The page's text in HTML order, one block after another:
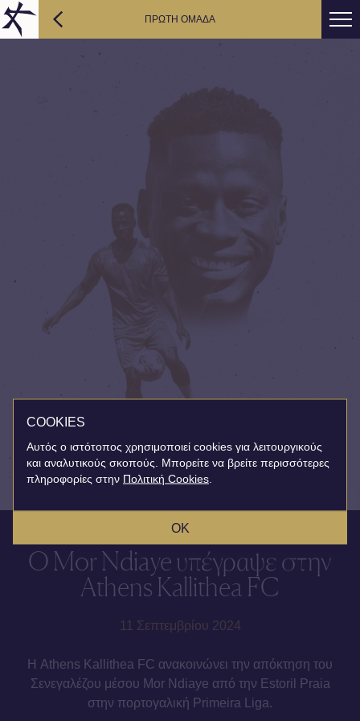
ΠΡΩΤΗ ΟΜΑΔΑ
Ο Mor Ndiaye υπέγραψε στην
Athens Kallithea FC
11 Σεπτεμβρίου 2024
Η Athens Kallithea FC ανακοινώνει την απόκτηση του
Σενεγαλέζου μέσου Mor Ndiaye από την Estoril Praia
στην πορτογαλική Primeira Liga.
COOKIES
Αυτός ο ιστότοπος χρησιμοποιεί cookies για λειτουργικούς
και αναλυτικούς σκοπούς. Μπορείτε να βρείτε περισσότερες
πληροφορίες στην Πολιτική Cookies
OK